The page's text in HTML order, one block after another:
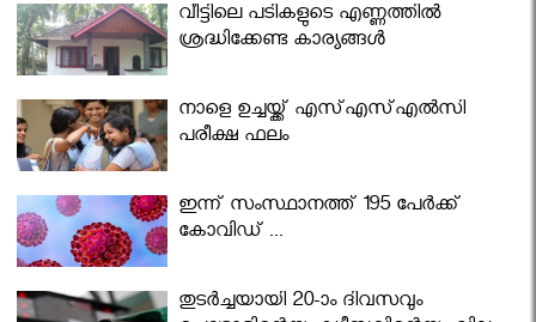
വീട്ടിലെ പടികളുടെ എണ്ണത്തിൽ
ശ്രദ്ധിക്കേണ്ട കാര്യങ്ങൾ
നാളെ ഉച്ചയ്ക്ക് എസ്എസ്എല്‍സി
പരീക്ഷ ഫലം
ഇന്ന് സംസ്ഥാനത്ത് 195 പേര്‍ക്ക്
കോവിഡ് ...
തുടർച്ചയായി 20-ാം ദിവസവും